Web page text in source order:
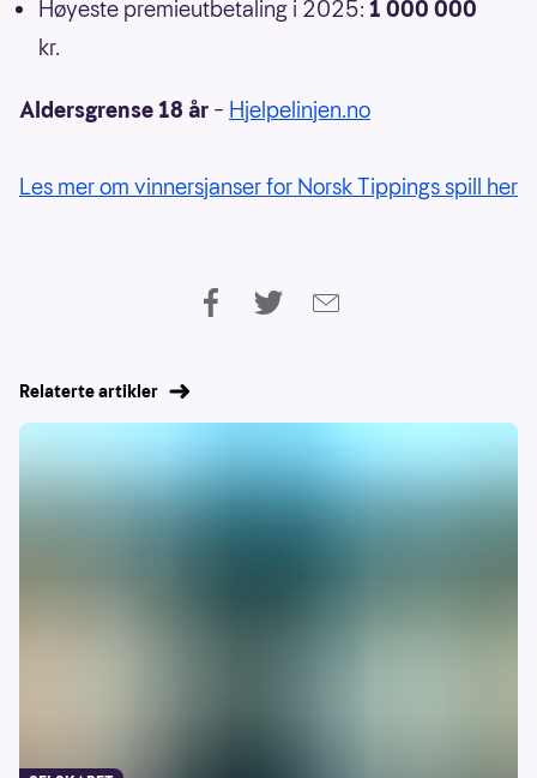
Høyeste premieutbetaling i 2025: 1 000 000
kr.
Aldersgrense 18 år – Hjelpelinjen.no
Les mer om vinnersjanser for Norsk Tippings spill her
Relaterte artikler